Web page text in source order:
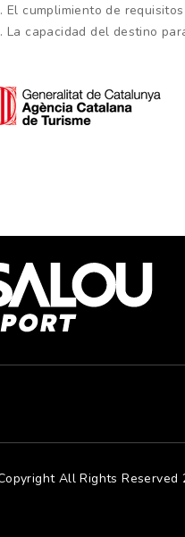
El cumplimiento de
La capacidad del destino
All Rights Reserved